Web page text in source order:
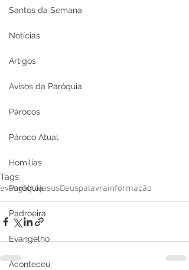
Santos da Semana
Notícias
Artigos
Avisos da Paróquia
Párocos
Pároco Atual
Homilias
Paróquia
Padroeira
Evangelho
Aconteceu
Tags:
evangelhojesusDeuspalavrainformação